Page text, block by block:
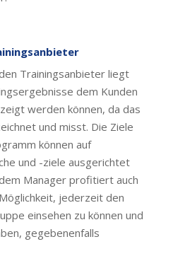
Trainingsanbieter liegt
dem Kunden
werden können, da das
und misst. Die Ziele
können auf
und -ziele ausgerichtet
Manager profitiert auch
jederzeit den
einsehen zu können und
gegebenenfalls